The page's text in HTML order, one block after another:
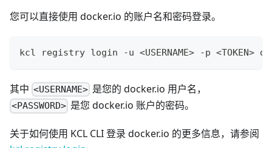
您可以直接使用 docker.io 的账户名和密码登录。
kcl registry login -u <USERNAME> -p <TOKEN>
其中 <USERNAME> 是您的 docker.io 用户名，
<PASSWORD> 是您 docker.io 账户的密码。
关于如何使用 KCL CLI 登录 docker.io 的更多信息，请参阅